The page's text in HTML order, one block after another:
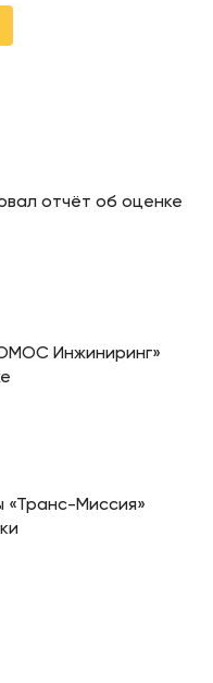
отчёт об оценке
Инжиниринг»
«Транс-Миссия»